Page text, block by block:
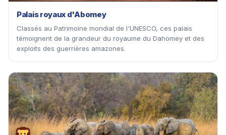
Palais royaux d'Abomey
Classés au Patrimoine mondial de l'UNESCO, ces palais
témoignent de la grandeur du royaume du Dahomey et des
exploits des guerrières amazones.